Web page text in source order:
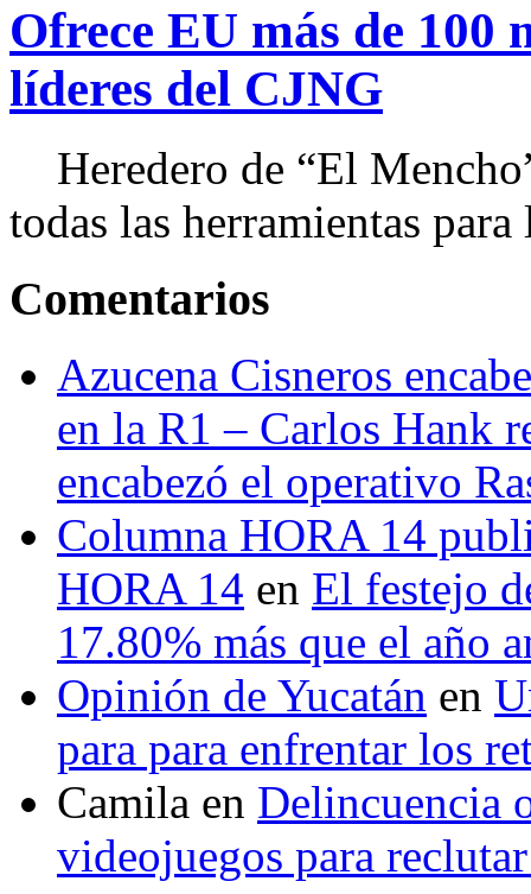
Ofrece EU más de 100
líderes del CJNG
Heredero de “El
todas las herramientas
Comentarios
Azucena Cisneros
en la R1 – Carlos Hank
encabezó el operativo
Columna HORA 14
HORA 14 en El festejo
17.80% más que el año
Opinión de Yucatán en
para para enfrentar los
Camila en Delincuencia
videojuegos para